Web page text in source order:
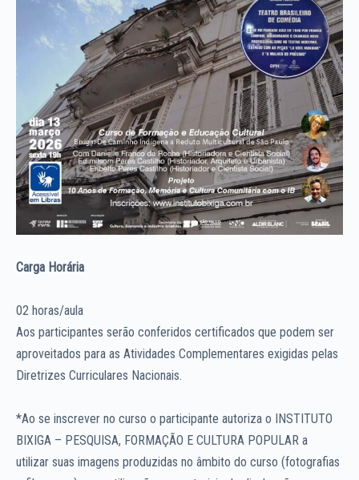
Carga Horária
02 horas/aula
Aos participantes serão conferidos certificados que podem ser
aproveitados para as Atividades Complementares exigidas pelas
Diretrizes Curriculares Nacionais.
*Ao se inscrever no curso o participante autoriza o INSTITUTO
BIXIGA – PESQUISA, FORMAÇÃO E CULTURA POPULAR a
utilizar suas imagens produzidas no âmbito do curso (fotografias